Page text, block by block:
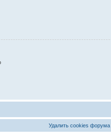
Удалить cookies форума